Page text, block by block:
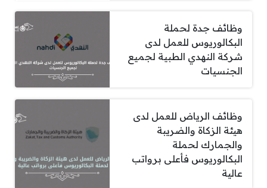
وظائف جدة لحملة
البكالوريوس للعمل لدى
شركة النهدي الطبية لجميع
الجنسيات
وظائف الرياض للعمل لدى
هيئة الزكاة والضريبة
والجمارك لحملة
البكالوريوس فأعلى برواتب
عالية